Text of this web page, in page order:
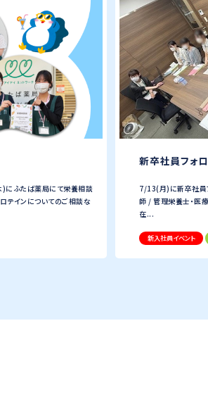
ふたば薬局にて栄養相談
テインについてのご相談な
新卒社員フォ
7/13(月)に新卒社員
師 / 管理栄養士・医
在...
新入社員イベント